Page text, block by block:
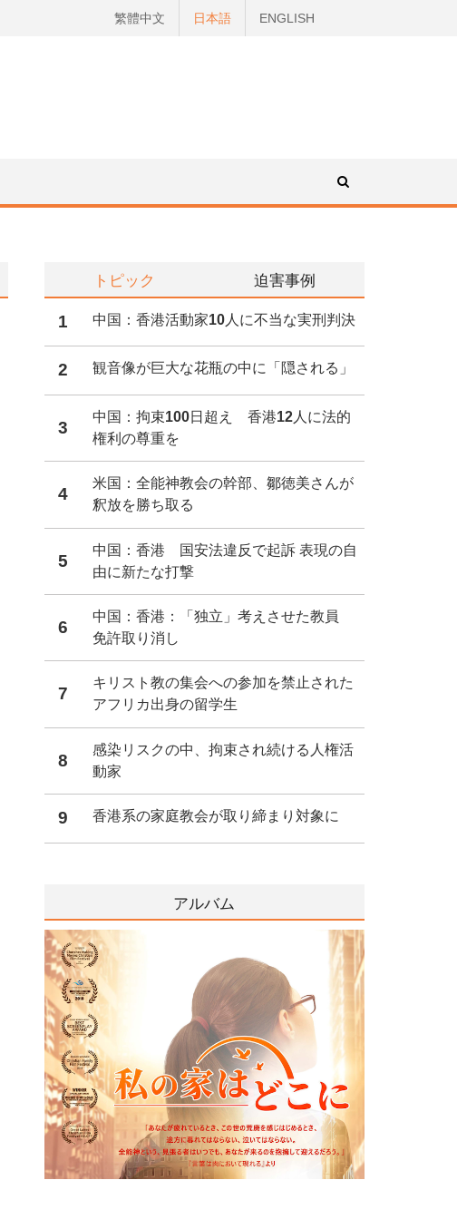
繁體中文 日本語 ENGLISH
トピック 迫害事例
1 中国：香港活動家10人に不当な実刑判決
2 観音像が巨大な花瓶の中に「隠される」
3
中国：拘束100日超え 香港12人に法的
権利の尊重を
4
米国：全能神教会の幹部、鄒徳美さんが
釈放を勝ち取る
5
中国：香港 国安法違反で起訴 表現の自
由に新たな打撃
6
中国：香港：「独立」考えさせた教員
免許取り消し
7
キリスト教の集会への参加を禁止された
アフリカ出身の留学生
8
感染リスクの中、拘束され続ける人権活
動家
9 香港系の家庭教会が取り締まり対象に
アルバム